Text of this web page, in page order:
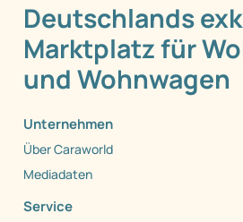
Deutschlands
Marktplatz für
und Wohnwagen
Unternehmen
Über Caraworld
Mediadaten
Service